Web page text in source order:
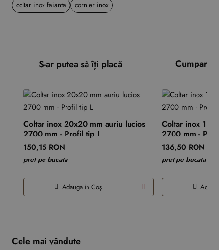
coltar inox faianta
cornier inox
S-ar putea să îți placă
Coltar inox 20x20 mm auriu lucios
2700 mm - Profil tip L
150,15 RON
pret pe bucata
Adauga in Coş
Coltar inox
2700 mm -
136,50 RON
pret pe bucata
Cele mai vândute